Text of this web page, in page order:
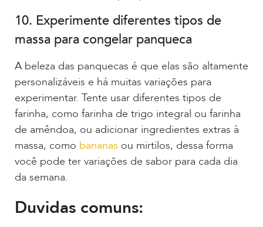
10. Experimente diferentes tipos de
massa para congelar panqueca
A beleza das panquecas é que elas são altamente
personalizáveis e há muitas variações para
experimentar. Tente usar diferentes tipos de
farinha, como farinha de trigo integral ou farinha
de amêndoa, ou adicionar ingredientes extras à
massa, como bananas ou mirtilos, dessa forma
você pode ter variações de sabor para cada dia
da semana.
Duvidas comuns: